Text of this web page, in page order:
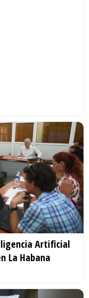
Artificial
La Habana